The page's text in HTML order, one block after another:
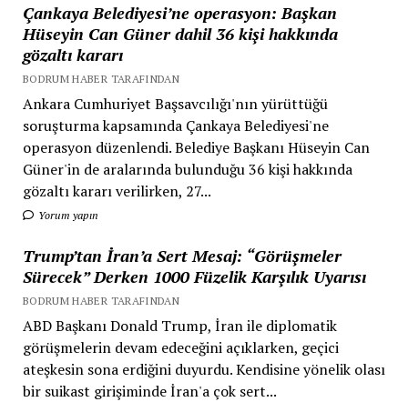
Çankaya Belediyesi’ne operasyon: Başkan
Hüseyin Can Güner dahil 36 kişi hakkında
gözaltı kararı
BODRUM HABER TARAFINDAN
Ankara Cumhuriyet Başsavcılığı'nın yürüttüğü
soruşturma kapsamında Çankaya Belediyesi'ne
operasyon düzenlendi. Belediye Başkanı Hüseyin Can
Güner'in de aralarında bulunduğu 36 kişi hakkında
gözaltı kararı verilirken, 27...
Yorum yapın
Trump’tan İran’a Sert Mesaj: “Görüşmeler
Sürecek” Derken 1000 Füzelik Karşılık Uyarısı
BODRUM HABER TARAFINDAN
ABD Başkanı Donald Trump, İran ile diplomatik
görüşmelerin devam edeceğini açıklarken, geçici
ateşkesin sona erdiğini duyurdu. Kendisine yönelik olası
bir suikast girişiminde İran'a çok sert...